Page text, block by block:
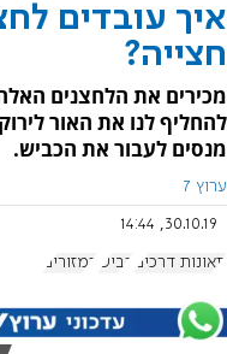
איך עובדים
חצייה?
מכירים את הלחצנים
להחליף לנו את האור
מנסים לעבור את הכביש.
ערוץ 7
30.10.19, 14:44
תאונות דרכים כביש רמזורים